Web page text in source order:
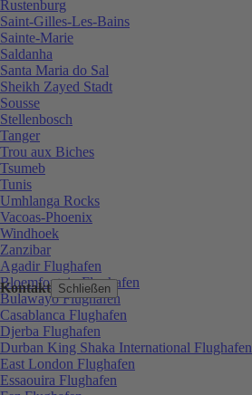
Kontakt Schließen
Rustenburg
Saint-Gilles-Les-Bains
Sainte-Marie
Saldanha
Santa Maria do Sal
Sheikh Zayed Stadt
Sousse
Stellenbosch
Tanger
Trou aux Biches
Tsumeb
Tunis
Umhlanga Rocks
Vacoas-Phoenix
Windhoek
Zanzibar
Agadir Flughafen
Bloemfontein Flughafen
Bulawayo Flughafen
Casablanca Flughafen
Djerba Flughafen
Durban King Shaka International Flughafen
East London Flughafen
Essaouira Flughafen